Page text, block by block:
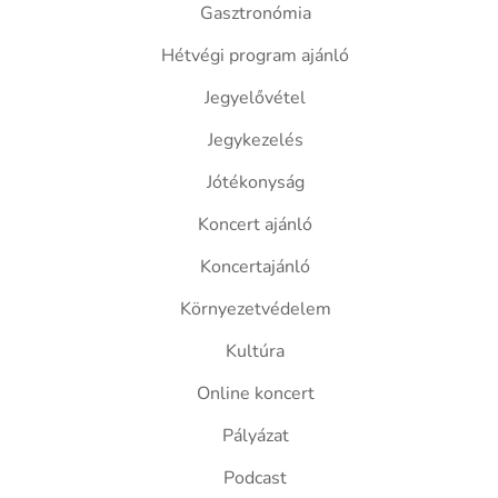
Gasztronómia
Hétvégi program ajánló
Jegyelővétel
Jegykezelés
Jótékonyság
Koncert ajánló
Koncertajánló
Környezetvédelem
Kultúra
Online koncert
Pályázat
Podcast